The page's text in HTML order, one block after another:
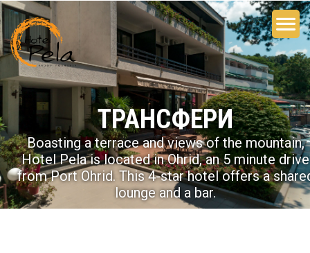
ТРАНСФЕРИ
Boasting a terrace and views of the mountain,
Hotel Pela is located in Ohrid, an 5 minute drive
from Port Ohrid. This 4-star hotel offers a
lounge and a bar.